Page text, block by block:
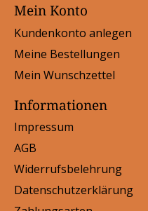
Mein Konto
Kundenkonto anlegen
Meine Bestellungen
Mein Wunschzettel
Informationen
Impressum
AGB
Widerrufsbelehrung
Datenschutzerklärung